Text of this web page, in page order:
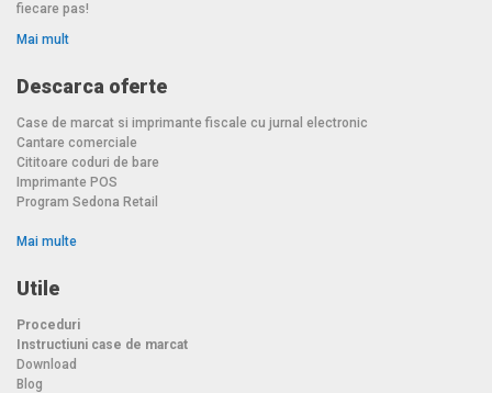
fiecare pas!
Mai mult
Descarca oferte
Case de marcat si imprimante fiscale cu jurnal electronic
Cantare comerciale
Cititoare coduri de bare
Imprimante POS
Program Sedona Retail
Mai multe
Utile
Proceduri
Instructiuni case de marcat
Download
Blog